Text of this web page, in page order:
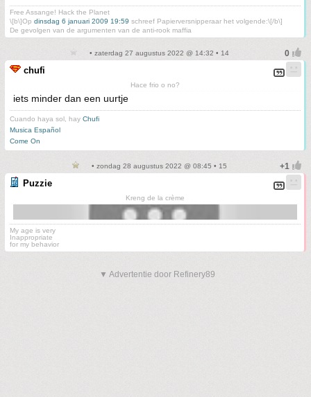
Free Assange! Hack the Planet
\[b\]Op dinsdag 6 januari 2009 19:59 schreef Papierversnipperaar het volgende:\[/b\]
De gevolgen van de argumenten van de anti-rook maffia
• zaterdag 27 augustus 2022 @ 14:32 • 14
chufi
Hace frio o no?
iets minder dan een uurtje
Cuando haya sol, hay Chufi
Musica Español
Come On
• zondag 28 augustus 2022 @ 08:45 • 15
Puzzie
Kreng de la crème
My age is very
Inappropriate
for my behavior
▼ Advertentie door Refinery89